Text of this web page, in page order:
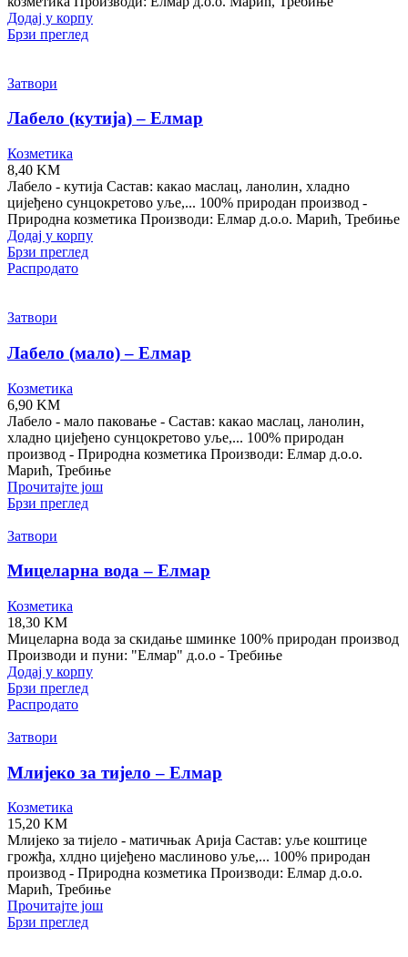
Додај у корпу
Брзи преглед
Затвори
Лабело (кутија) – Елмар
Козметика
8,40 KM
Лабело - кутија Састав: какао маслац, ланолин, хладно
цијеђено сунцокретово уље,... 100% природан производ -
Природна козметика Производи: Елмар д.о.о. Марић, Требиње
Додај у корпу
Брзи преглед
Распродато
Затвори
Лабело (мало) – Елмар
Козметика
6,90 KM
Лабело - мало паковање - Састав: какао маслац, ланолин,
хладно цијеђено сунцокретово уље,... 100% природан
производ - Природна козметика Производи: Елмар д.о.о.
Марић, Требиње
Прочитајте још
Брзи преглед
Затвори
Мицеларна вода – Елмар
Козметика
18,30 KM
Мицеларна вода за скидање шминке 100% природан производ
Производи и пуни: "Елмар" д.о.о - Требиње
Додај у корпу
Брзи преглед
Распродато
Затвори
Млијеко за тијело – Елмар
Козметика
15,20 KM
Млијеко за тијело - матичњак Арија Састав: уље коштице
грожђа, хлдно цијеђено маслиново уље,... 100% природан
производ - Природна козметика Производи: Елмар д.о.о.
Марић, Требиње
Прочитајте још
Брзи преглед